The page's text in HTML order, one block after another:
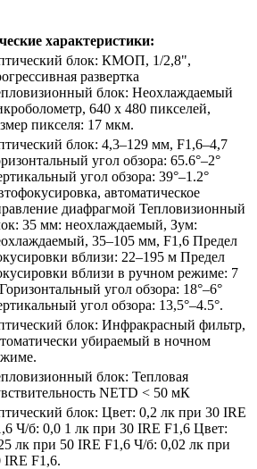
характеристики:
блок: КМОП, 1/2,8",
развертка
блок: Неохлаждаемый
640 x 480 пикселей,
пикселя: 17 мкм.
блок: 4,3–129 мм, F1,6–4,7
угол обзора: 65.6°–2°
угол обзора: 39°–1.2°
автоматическое
диафрагмой Тепловизионный
35 мм: неохлаждаемый, Зум:
35–105 мм, F1,6 Предел
вблизи: 22–195 м Предел
вблизи в ручном режиме: 7
угол обзора: 18°–6°
угол обзора: 13,5°–4.5°.
блок: Инфракрасный фильтр,
убираемый в ночном
блок: Тепловая
NETD < 50 мК
блок: Цвет: 0,2 лк при 30 IRE
Ч/б: 0,0 1 лк при 30 IRE F1,6 Цвет:
лк при 50 IRE F1,6 Ч/б: 0,02 лк при
IRE F1,6.